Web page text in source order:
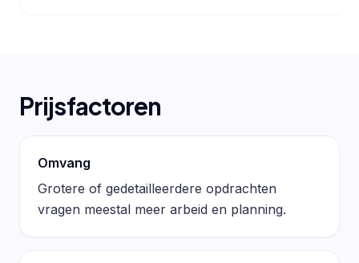
Prijsfactoren
Omvang
Grotere of gedetailleerdere opdrachten
vragen meestal meer arbeid en planning.